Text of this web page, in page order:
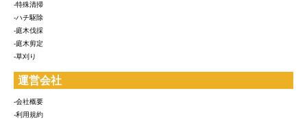
-特殊清掃
-ハチ駆除
-庭木伐採
-庭木剪定
-草刈り
運営会社
-会社概要
-利用規約